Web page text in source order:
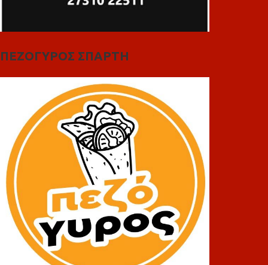
ΠΕΖΟΓΥΡΟΣ ΣΠΑΡΤΗ